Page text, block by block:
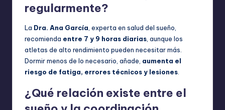
regularmente?
La Dra. Ana García , experta en salud del sueño,
recomienda entre 7 y 9 horas diarias , aunque los
atletas de alto rendimiento pueden necesitar más.
Dormir menos de lo necesario, añade, aumenta el
riesgo de fatiga, errores técnicos y lesiones
¿Qué relación existe entre el